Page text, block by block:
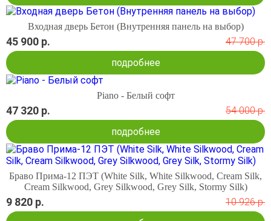
Входная дверь Бетон (Внутренняя панель на выбор)
45 900 р.
47 700 р.
подробнее
Piano - Белый софт
47 320 р.
54 000 р.
подробнее
Браво Прима-12 ПЭТ (White Silk, White Silkwood, Cream Silk,
Cream Silkwood, Grey Silkwood, Grey Silk, Stormy Silk)
9 820 р.
10 926 р.